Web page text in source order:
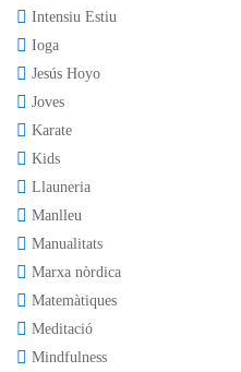
Intensiu Estiu
Ioga
Jesús Hoyo
Joves
Karate
Kids
Llauneria
Manlleu
Manualitats
Marxa nòrdica
Matemàtiques
Meditació
Mindfulness